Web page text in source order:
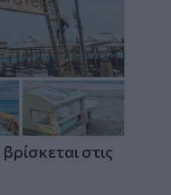
στις